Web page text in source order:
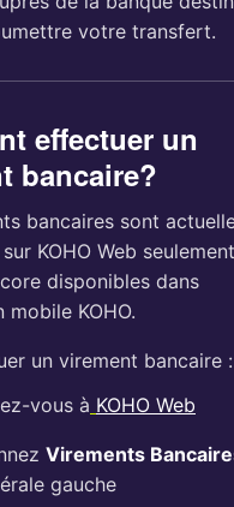
votre transfert.
effectuer un
bancaire?
bancaires sont
KOHO Web
disponibles dans
KOHO.
un virement bancaire :
vous à KOHO Web
Virements
gauche